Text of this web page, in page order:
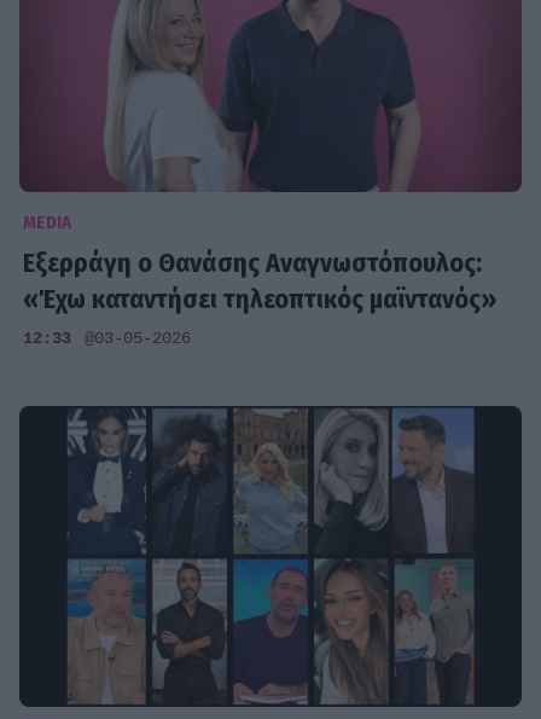
MEDIA
Εξερράγη ο Θανάσης Αναγνωστόπουλος:
«Έχω καταντήσει τηλεοπτικός μαϊντανός»
12:33 @03-05-2026